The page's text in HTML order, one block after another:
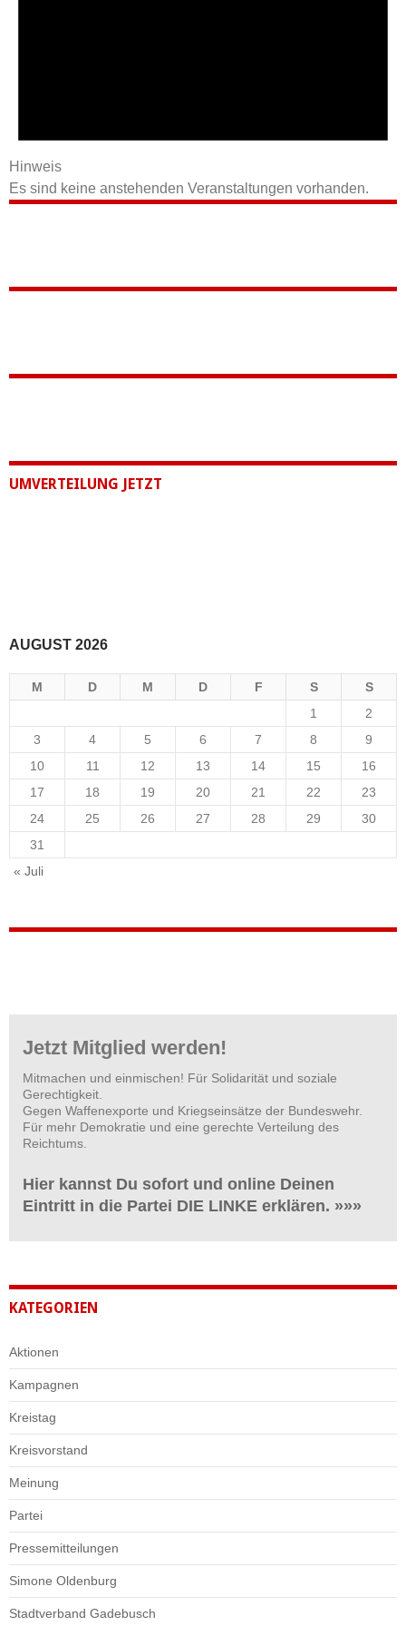
Hinweis
Es sind keine anstehenden Veranstaltungen vorhanden.
UMVERTEILUNG JETZT
AUGUST 2026
M D M D F S
S
1
2
3
4 5 6 7 8
9
10
11 12 13 14 15
16
17
18 19 20 21 22
23
24
25 26 27 28 29
30
31
« Juli
Jetzt Mitglied werden!
Mitmachen und einmischen! Für Solidarität und soziale
Gerechtigkeit.
Gegen Waffenexporte und Kriegseinsätze der Bundeswehr.
Für mehr Demokratie und eine gerechte Verteilung des
Reichtums.
Hier kannst Du sofort und online Deinen
Eintritt in die Partei DIE LINKE erklären. »»»
KATEGORIEN
Aktionen
Kampagnen
Kreistag
Kreisvorstand
Meinung
Partei
Pressemitteilungen
Simone Oldenburg
Stadtverband Gadebusch